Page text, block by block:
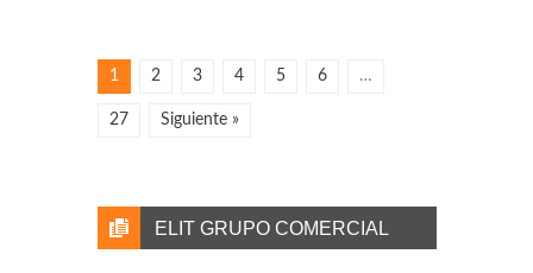
1 2 3 4 5 6 …
27 Siguiente »
ELIT GRUPO COMERCIAL